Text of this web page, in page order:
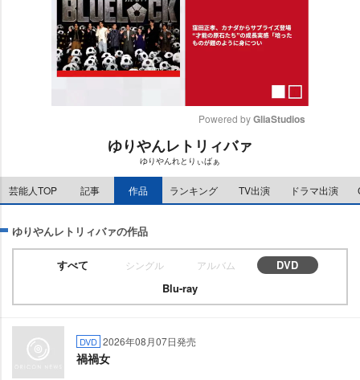
e
Powered by GliaStudios
ゆりやんレトリィバァ
ゆりやんれとりぃばぁ
芸能人TOP 記事 作品 ランキング TV出演 ドラマ出演
ゆりやんレトリィバァの作品
すべて シングル アルバム
DVD
Blu-ray
DVD 2026年08月07日発売
禍禍女